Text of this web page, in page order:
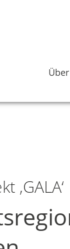
‚GALA‘